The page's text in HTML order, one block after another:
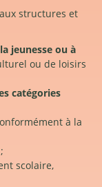
structures et
jeunesse ou à
ou de loisirs
catégories
à la
scolaire,